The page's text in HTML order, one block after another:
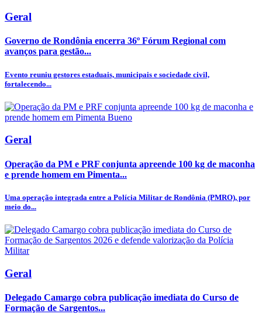
Geral
Governo de Rondônia encerra 36º Fórum Regional com
avanços para gestão...
Evento reuniu gestores estaduais, municipais e sociedade civil,
fortalecendo...
Geral
Operação da PM e PRF conjunta apreende 100 kg de maconha
e prende homem em Pimenta...
Uma operação integrada entre a Polícia Militar de Rondônia (PMRO), por
meio do...
Geral
Delegado Camargo cobra publicação imediata do Curso de
Formação de Sargentos...